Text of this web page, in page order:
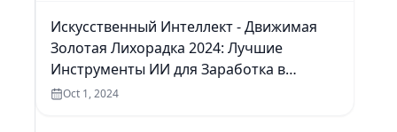
Искусственный Интеллект - Движимая
Золотая Лихорадка 2024: Лучшие
Инструменты ИИ для Заработка в
Интернете
Oct 1, 2024